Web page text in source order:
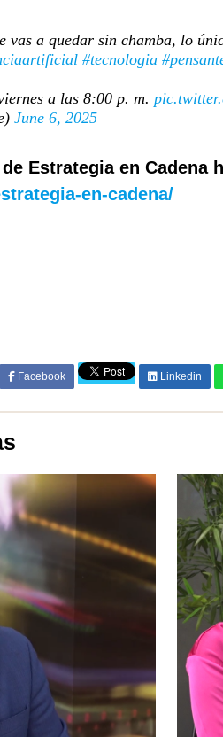
vas a quedar sin chamba, lo
#tecnologia
a las 8:00 p. m.
June 6, 2025
Estrategia en Cadena
en-cadena/
Facebook Linkedin